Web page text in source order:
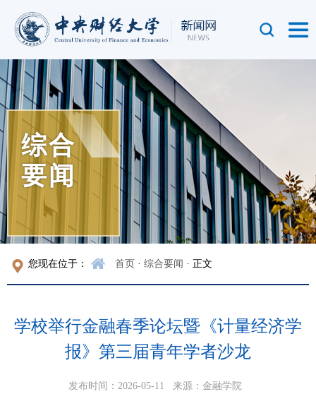
综合
要闻
您现在位于： 首页 · 综合要闻 · 正文
学校举行金融春季论坛暨《计量经济学
报》第三届青年学者沙龙
发布时间：2026-05-11 来源：金融学院